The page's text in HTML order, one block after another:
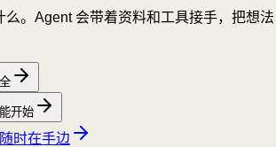
么。Agent 会带着资料和工具接手，把想法
开始
时在手边